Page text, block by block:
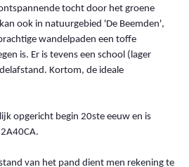
tocht door het groene
ook in natuurgebied 'De Beemden',
wandelpaden een toffe
is. Er is tevens een school (lager
Kortom, de ideale
opgericht begin 20ste eeuw en is
van het pand dient men rekening te